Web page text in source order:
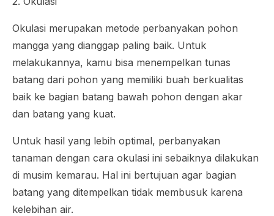
Okulasi merupakan metode perbanyakan pohon
mangga yang dianggap paling baik. Untuk
melakukannya, kamu bisa menempelkan tunas
batang dari pohon yang memiliki buah berkualitas
baik ke bagian batang bawah pohon dengan akar
dan batang yang kuat.
Untuk hasil yang lebih optimal, perbanyakan
tanaman dengan cara okulasi ini sebaiknya dilakukan
di musim kemarau. Hal ini bertujuan agar bagian
batang yang ditempelkan tidak membusuk karena
kelebihan air.